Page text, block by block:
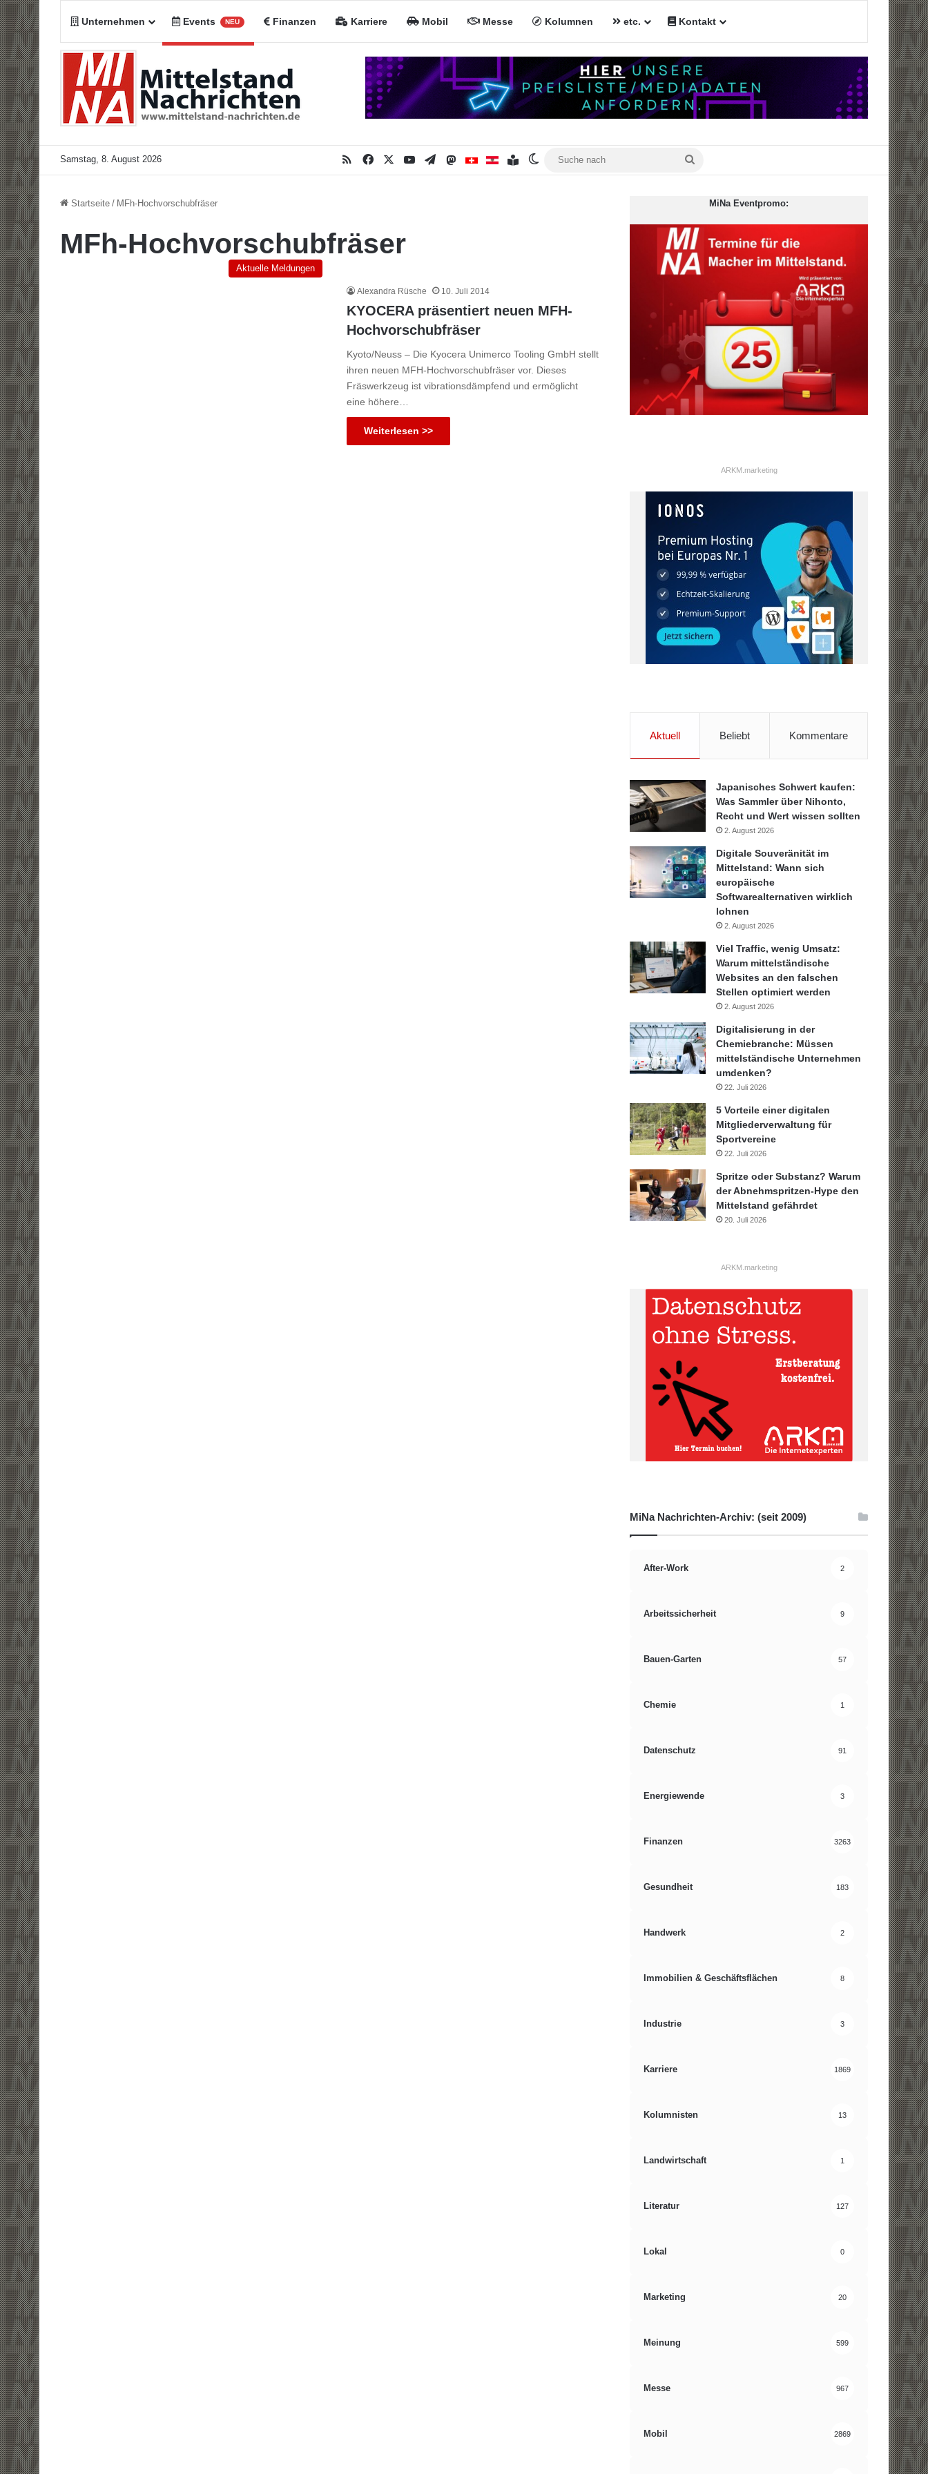
Unternehmen Events NEU Finanzen Karriere Mobil Messe Kolumnen etc. Kontakt
Samstag, 8. August 2026 RSSFacebookYouTubeTelegramMastodonMiNa CHMiNa AT
Inhaltsverzeichnis
Skin umschalten
Startseite / MFh-Hochvorschubfräser
MFh-Hochvorschubfräser
Aktuelle Meldungen
Alexandra Rüsche 10. Juli 2014
KYOCERA präsentiert neuen MFH-
Hochvorschubfräser
Kyoto/Neuss – Die Kyocera Unimerco Tooling GmbH stellt
ihren neuen MFH-Hochvorschubfräser vor. Dieses
Fräswerkzeug ist vibrationsdämpfend und ermöglicht
eine höhere…
Weiterlesen >>
MiNa Eventpromo:
ARKM.marketing
Aktuell Beliebt Kommentare
Japanisches Schwert kaufen:
Was Sammler über Nihonto,
Recht und Wert wissen sollten
2. August 2026
Digitale Souveränität im
Mittelstand: Wann sich
europäische
Softwarealternativen wirklich
lohnen
2. August 2026
Viel Traffic, wenig Umsatz:
Warum mittelständische
Websites an den falschen
Stellen optimiert werden
2. August 2026
Digitalisierung in der
Chemiebranche: Müssen
mittelständische Unternehmen
umdenken?
22. Juli 2026
5 Vorteile einer digitalen
Mitgliederverwaltung für
Sportvereine
22. Juli 2026
Spritze oder Substanz? Warum
der Abnehmspritzen-Hype den
Mittelstand gefährdet
20. Juli 2026
ARKM.marketing
MiNa Nachrichten-Archiv: (seit 2009)
After-Work 2
Arbeitssicherheit 9
Bauen-Garten 57
Chemie 1
Datenschutz 91
Energiewende 3
Finanzen 3263
Gesundheit 183
Handwerk 2
Immobilien & Geschäftsflächen 8
Industrie 3
Karriere 1869
Kolumnisten 13
Landwirtschaft 1
Literatur 127
Lokal 0
Marketing 20
Meinung 599
Messe 967
Mobil 2869